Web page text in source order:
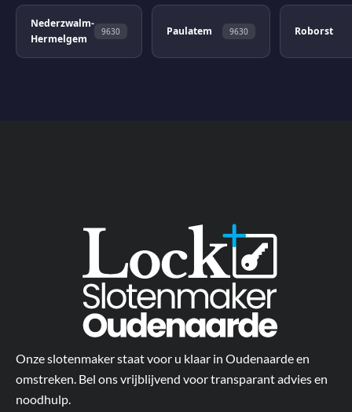
Nederzwalm-
Hermelgem
9630 Paulatem 9630 Roborst
Onze slotenmaker staat voor u klaar in Oudenaarde en
omstreken. Bel ons vrijblijvend voor transparant advies en
noodhulp.